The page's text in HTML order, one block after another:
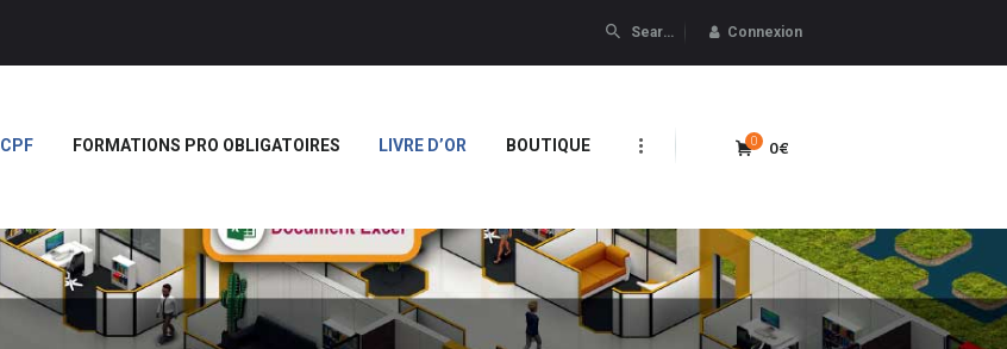
Connexion
CPF FORMATIONS PRO OBLIGATOIRES LIVRE D’OR BOUTIQUE 0€
0
Forces
APPRENTISSAGE
FORMATIONS PRO
LIVRE D’OR
BOUTIQUE
MARQUE BLANCHE